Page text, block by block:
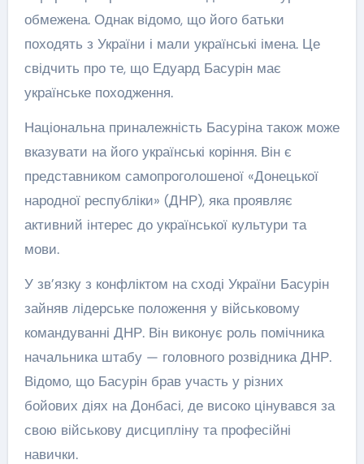
обмежена. Однак відомо, що його батьки
походять з України і мали українські імена. Це
свідчить про те, що Едуард Басурін має
українське походження.
Національна приналежність Басуріна також може
вказувати на його українські коріння. Він є
представником самопроголошеної «Донецької
народної республіки» (ДНР), яка проявляє
активний інтерес до української культури та
мови.
У зв’язку з конфліктом на сході України Басурін
зайняв лідерське положення у військовому
командуванні ДНР. Він виконує роль помічника
начальника штабу — головного розвідника ДНР.
Відомо, що Басурін брав участь у різних
бойових діях на Донбасі, де високо цінувався за
свою військову дисципліну та професійні
навички.